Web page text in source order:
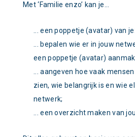
Met ‘Familie enzo’ kan je…
... een poppetje (avatar) van
... bepalen wie er in jouw
een poppetje (avatar)
... aangeven hoe vaak
zien, wie belangrijk is en wie
netwerk;
... een overzicht maken van